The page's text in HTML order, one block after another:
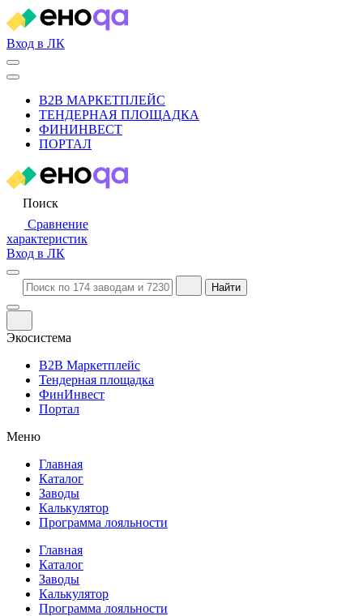
Вход в ЛК
B2B МАРКЕТПЛЕЙС
ТЕНДЕРНАЯ ПЛОЩАДКА
ФИНИНВЕСТ
ПОРТАЛ
Поиск
Сравнение
характеристик
Вход в ЛК
Найти
Экосистема
B2B Маркетплейс
Тендерная площадка
ФинИнвест
Портал
Меню
Главная
Каталог
Заводы
Калькулятор
Программа лояльности
Главная
Каталог
Заводы
Калькулятор
Программа лояльности